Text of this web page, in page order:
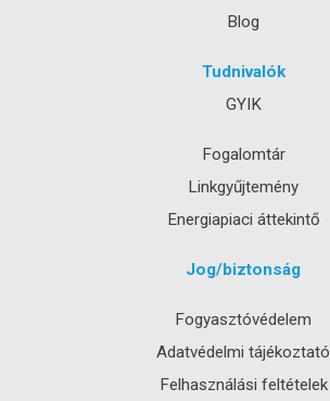
Blog
Tudnivalók
GYIK
Fogalomtár
Linkgyűjtemény
Energiapiaci áttekintő
Jog/biztonság
Fogyasztóvédelem
Adatvédelmi tájékoztató
Felhasználási feltételek